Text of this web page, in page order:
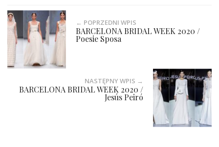
← POPRZEDNI WPIS
BARCELONA BRIDAL WEEK 2020 /
Poesie Sposa
NASTĘPNY WPIS →
BARCELONA BRIDAL WEEK 2020 /
Jesús Peiró